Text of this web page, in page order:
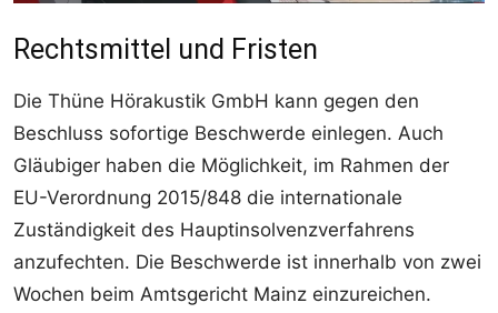
Rechtsmittel und Fristen
Die Thüne Hörakustik GmbH kann gegen den
Beschluss sofortige Beschwerde einlegen. Auch
Gläubiger haben die Möglichkeit, im Rahmen der
EU-Verordnung 2015/848 die internationale
Zuständigkeit des Hauptinsolvenzverfahrens
anzufechten. Die Beschwerde ist innerhalb von zwei
Wochen beim Amtsgericht Mainz einzureichen.